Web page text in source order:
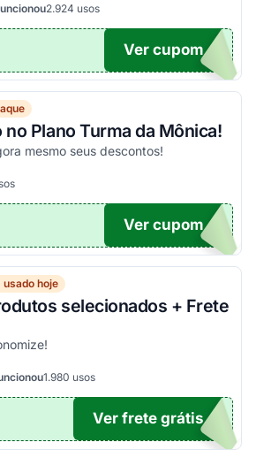
funcionou2.924 usos
10
Ver cupom
Plano Turma da Mônica!
mesmo seus descontos!
S20
Ver cupom
usado hoje
selecionados + Frete
funcionou
1.980 usos
KU
Ver frete grátis